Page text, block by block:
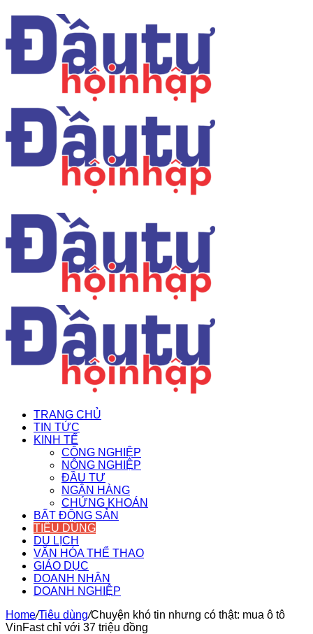
TRANG CHỦ
TIN TỨC
KINH TẾ
CÔNG NGHIỆP
NÔNG NGHIỆP
ĐẦU TƯ
NGÂN HÀNG
CHỨNG KHOÁN
BẤT ĐỘNG SẢN
TIÊU DÙNG
DU LỊCH
VĂN HÓA THỂ THAO
GIÁO DỤC
DOANH NHÂN
DOANH NGHIỆP
Home/Tiêu dùng/Chuyện khó tin nhưng có thật: mua ô tô
VinFast chỉ với 37 triệu đồng